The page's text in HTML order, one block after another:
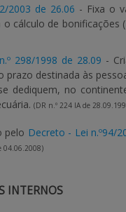
2003 de 26.06 - Fixa o
o cálculo de bonificações
298/1998 de 28.09 -
prazo destinada às
dediquem, no
(DR n.º 224 IA de
pelo Decreto - Lei n.º94/
04.06.2008)
INTERNOS